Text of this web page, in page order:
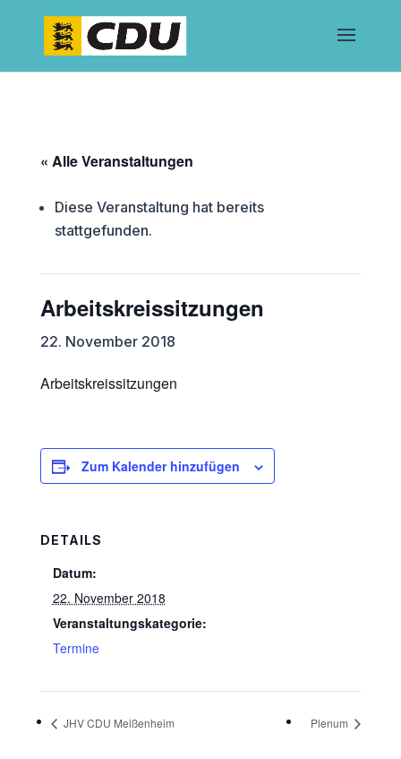
« Alle Veranstaltungen
Diese Veranstaltung hat bereits
stattgefunden.
Arbeitskreissitzungen
22. November 2018
Arbeitskreissitzungen
Zum Kalender hinzufügen
DETAILS
Datum:
22. November 2018
Veranstaltungskategorie:
Termine
JHV CDU Meißenheim Plenum